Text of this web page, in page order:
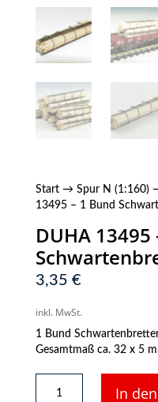
Start→ Spur N (1:160)
13495 – 1 Bund
DUHA 13495
3,35 €
inkl. MwSt.
1 Bund
Gesamtmaß ca. 32 x 5
13495
In